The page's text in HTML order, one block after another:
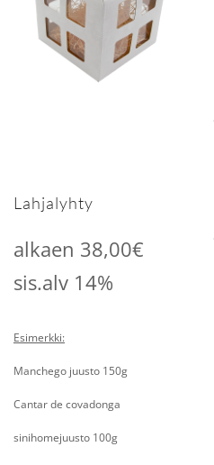
Lahjalyhty
alkaen 38,00€
sis.alv 14%
Esimerkki:
Manchego juusto 150g
Cantar de covadonga
sinihomejuusto 100g